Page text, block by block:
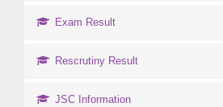
Exam Result
Rescrutiny Result
JSC Information